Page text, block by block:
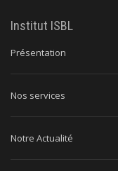
Institut ISBL
Présentation
Nos services
Notre Actualité